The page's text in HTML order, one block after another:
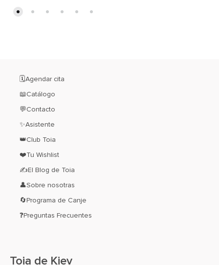
🗓️Agendar cita
📖Catálogo
💬Contacto
✨Asistente
👑Club Toia
❤️Tu Wishlist
✍El Blog de Toia
👤Sobre nosotras
🔄Programa de Canje
❓Preguntas Frecuentes
Toia de Kiev